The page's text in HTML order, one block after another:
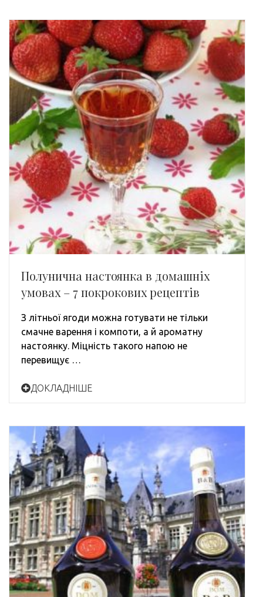
Полунична настоянка в домашніх
умовах – 7 покрокових рецептів
З літньої ягоди можна готувати не тільки
смачне варення і компоти, а й ароматну
настоянку. Міцність такого напою не
перевищує …
ДОКЛАДНІШЕ